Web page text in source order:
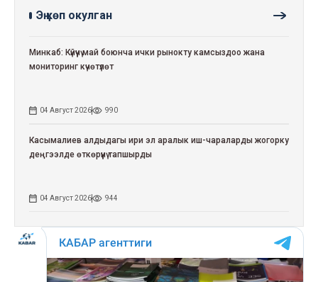
Эң көп окулган
Минкаб: Күйүүчү май боюнча ички рынокту камсыздоо жана
мониторинг күчөтүлөт
04 Август 2026 990
Касымалиев алдыдагы ири эл аралык иш-чараларды жогорку
деңгээлде өткөрүүнү тапшырды
04 Август 2026 944